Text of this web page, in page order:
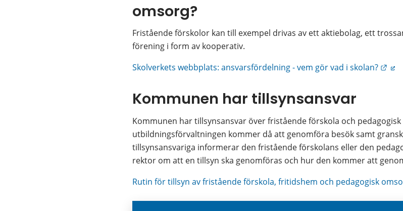
omsorg?
Fristående förskolor kan till exempel drivas av ett aktiebolag, ett
förening i form av kooperativ.
Skolverkets webbplats: ansvarsfördelning - vem gör vad i skolan?
Kommunen har tillsynsansvar
Kommunen har tillsynsansvar över fristående förskola och
utbildningsförvaltningen kommer då att genomföra besök samt
tillsynsansvariga informerar den fristående förskolans eller den
rektor om att en tillsyn ska genomföras och hur den kommer att
Rutin för tillsyn av fristående förskola, fritidshem och pedagogisk